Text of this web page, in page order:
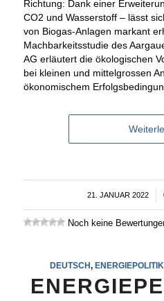
Richtung: Dank einer
CO2 und Wasserstoff – lässt
von Biogas-Anlagen markant
Machbarkeitsstudie des
AG erläutert die ökologischen
bei kleinen und mittelgrossen
ökonomischem
21. JANUAR 2022
/
Noch keine
DEUTSCH, ENERGIEPOLITIK